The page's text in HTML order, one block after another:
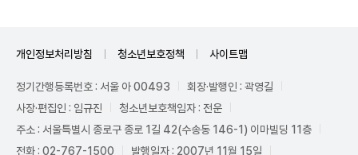
개인정보처리방침 청소년보호정책 사이트맵
정기간행등록번호 : 서울 아 00493
회장·발행인 : 곽영길
사장·편집인 : 임규진
청소년보호책임자 : 전운
주소 : 서울특별시 종로구 종로 1길 42(수송동 146-1) 이마빌딩 11층
전화 : 02-767-1500
발행일자 : 2007년 11월 15일